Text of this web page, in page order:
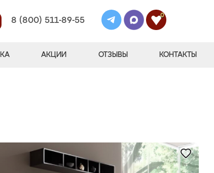
8 (800) 511-89-55
0
АКЦИИ ОТЗЫВЫ КОНТАКТЫ